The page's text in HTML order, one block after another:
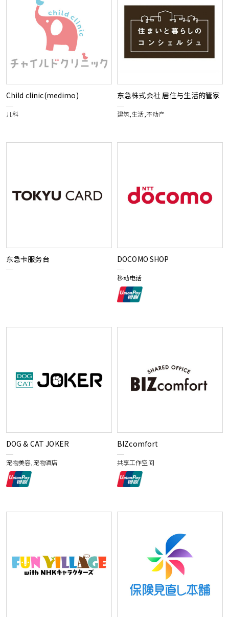
Child clinic(medimo)
儿科
东急株式会社 居住与生活的管家
建筑,生活,不动产
东急卡服务台 DOCOMO SHOP
移动电话
DOG & CAT JOKER
宠物美容,宠物酒店
BIZcomfort
共享工作空间